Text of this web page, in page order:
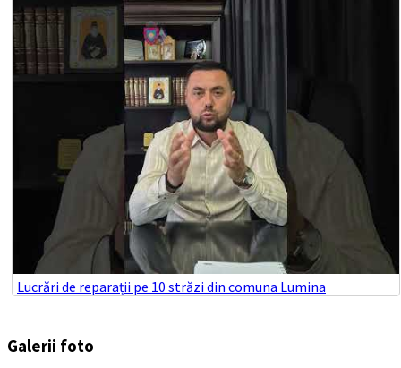
Lucrări de reparații pe 10 străzi din comuna Lumina
Galerii foto